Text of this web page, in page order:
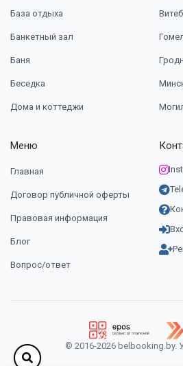
База отдыха
Банкетный зал
Баня
Беседка
Дома и коттеджи
Меню
Главная
Договор публичной оферты
Правовая информация
Блог
Вопрос/ответ
© 2016-2026 belbooking.by.